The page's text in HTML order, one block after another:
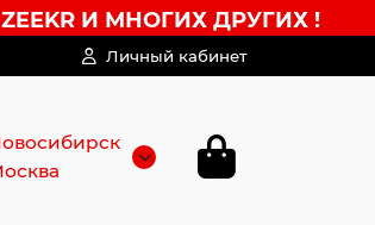
ZEEKR И МНОГИХ ДРУГИХ !
Личный кабинет